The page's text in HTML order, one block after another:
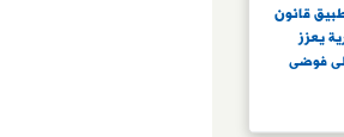
قانون
يعزز
فوضى